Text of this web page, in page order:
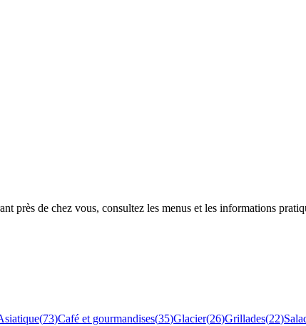
près de chez vous, consultez les menus et les informations
(73)Café et gourmandises(35)Glacier(26)Grillades(22)